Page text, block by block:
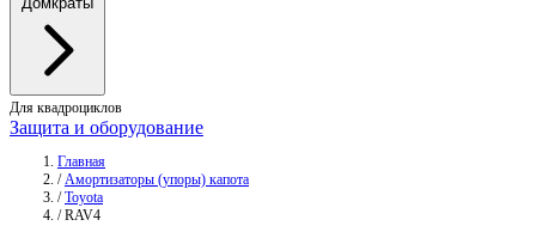
Для квадроциклов
Защита и оборудование
Главная
/ Амортизаторы (упоры) капота
/ Toyota
/ RAV4